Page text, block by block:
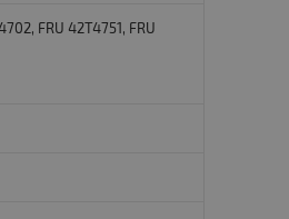
FRU 42T4751, FRU